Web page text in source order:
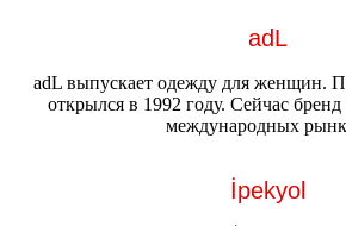
adL
adL выпускает одежду для женщин.
открылся в 1992 году. Сейчас
международных
İpekyol